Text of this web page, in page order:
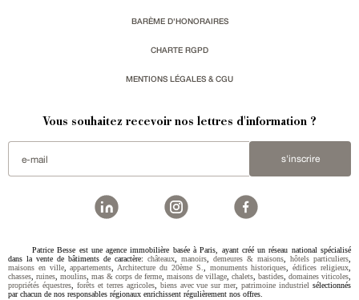
BARÈME D'HONORAIRES
CHARTE RGPD
MENTIONS LÉGALES & CGU
Vous souhaitez recevoir nos lettres d'information ?
s'inscrire
Patrice Besse est une agence immobilière basée à Paris, ayant créé un réseau national spécialisé
dans la vente de bâtiments de caractère: châteaux, manoirs, demeures & maisons, hôtels particuliers,
maisons en ville,appartements,Architecture du 20ème S., monuments historiques,édifices religieux,
chasses, ruines, moulins, mas & corps de ferme, maisons de village, chalets, bastides, domaines viticoles,
propriétés équestres, forêts et terres agricoles, biens avec vue sur mer,patrimoine industriel sélectionnés
par chacun de nos responsables régionaux enrichissent régulièrement nos offres.